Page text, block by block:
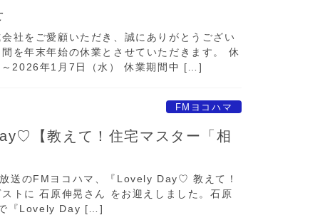
社をご愛顧いただき、誠にありがとうござい
を年末年始の休業とさせていただきます。 休
2026年1月7日（水） 休業期間中 […]
FMヨコハマ
【教えて！住宅マスター「相
送のFMヨコハマ、『Lovely Day♡ 教えて！
トに 石原伸晃さん をお迎えしました。石原
で『Lovely Day […]